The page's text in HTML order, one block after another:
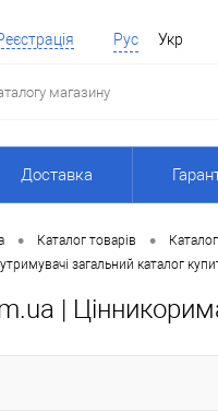
Рус Укр
Доставка
• Каталог товарів •
загальний каталог
|